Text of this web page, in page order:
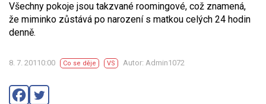
Všechny pokoje jsou takzvané roomingové, což znamená,
že miminko zůstává po narození s matkou celých 24 hodin
denně.
8. 7. 20110:00 Co se děje VS Autor: Admin1072